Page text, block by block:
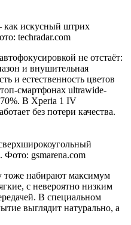
как искусный штрих
techradar.com
не отстаёт:
и внушительная
и естественность цветов
смартфонах ultrawide-
В Xperia 1 IV
без потери качества.
Фото: gsmarena.com
набирают максимум
с невероятно низким
В специальном
выглядит натурально, а